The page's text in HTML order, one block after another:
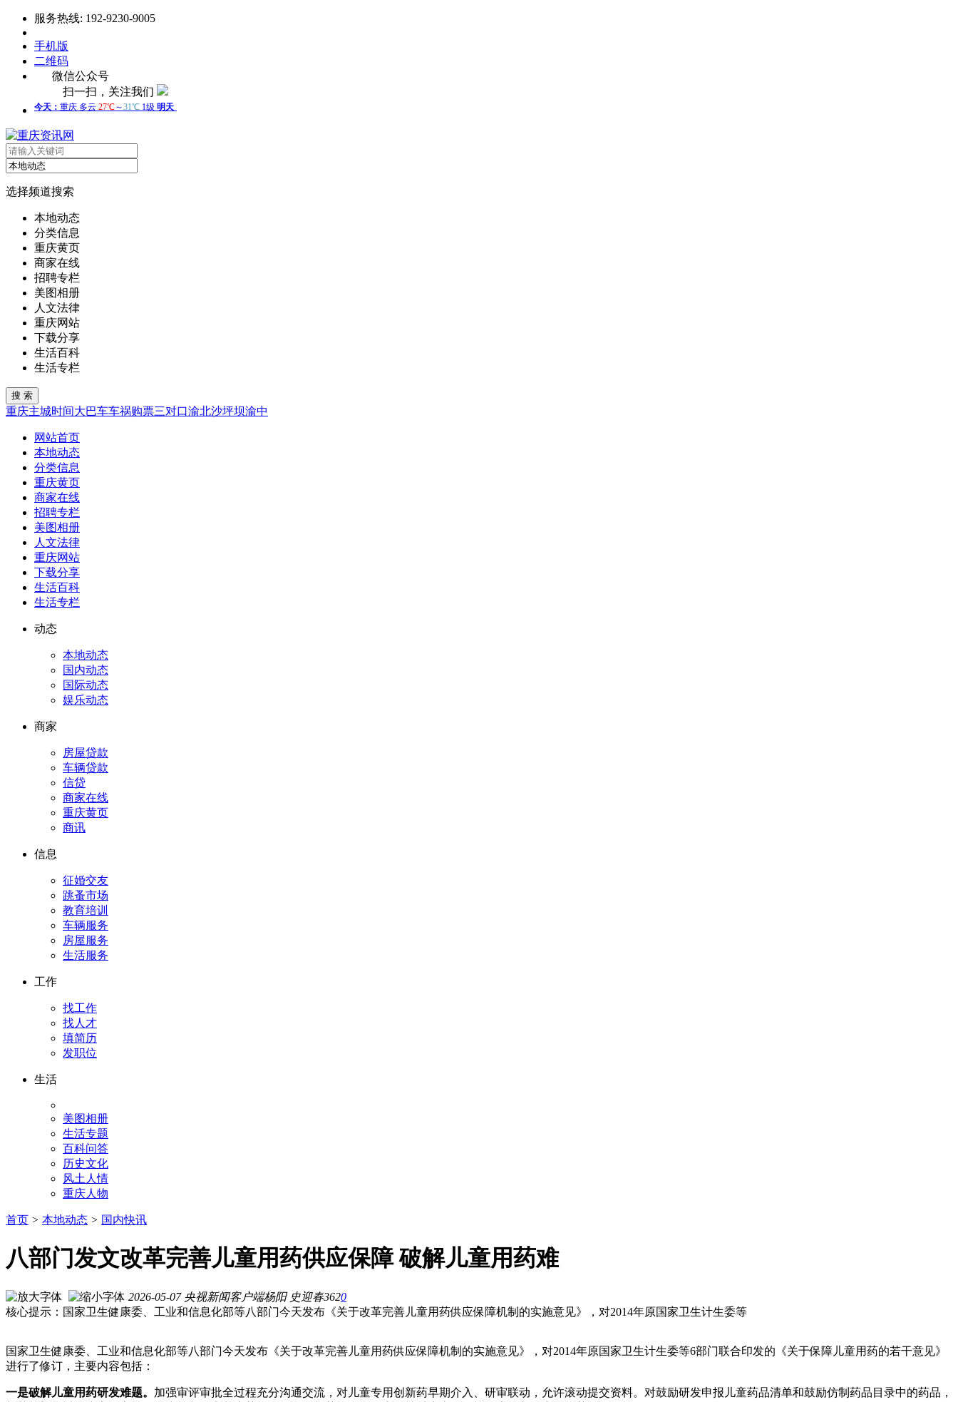
服务热线: 192-9230-9005
手机版
二维码
微信公众号
扫一扫，关注我们
选择频道搜索
本地动态
分类信息
重庆黄页
商家在线
招聘专栏
美图相册
人文法律
重庆网站
下载分享
生活百科
生活专栏
重庆主城时间大巴车车祸购票三对口渝北沙坪坝渝中
网站首页
本地动态
分类信息
重庆黄页
商家在线
招聘专栏
美图相册
人文法律
重庆网站
下载分享
生活百科
生活专栏
动态
本地动态
国内动态
国际动态
娱乐动态
商家
房屋贷款
车辆贷款
信贷
商家在线
重庆黄页
商讯
信息
征婚交友
跳蚤市场
教育培训
车辆服务
房屋服务
生活服务
工作
找工作
找人才
填简历
发职位
生活
美图相册
生活专题
百科问答
历史文化
风土人情
重庆人物
首页 > 本地动态 > 国内快讯
八部门发文改革完善儿童用药供应保障 破解儿童用药难
2026-05-07 央视新闻客户端杨阳 史迎春3620
核心提示：国家卫生健康委、工业和信息化部等八部门今天发布《关于改革完善儿童用药供应保障机制的实施意见》，对2014年原国家卫生计生委等
国家卫生健康委、工业和信息化部等八部门今天发布《关于改革完善儿童用药供应保障机制的实施意见》，对2014年原国家卫生计生委等6部门联合印发的《关于保障儿童用药的若干意见》
进行了修订，主要内容包括：
一是破解儿童用药研发难题。 加强审评审批全过程充分沟通交流，对儿童专用创新药早期介入、研审联动，允许滚动提交资料。对鼓励研发申报儿童药品清单和鼓励仿制药品目录中的药品，